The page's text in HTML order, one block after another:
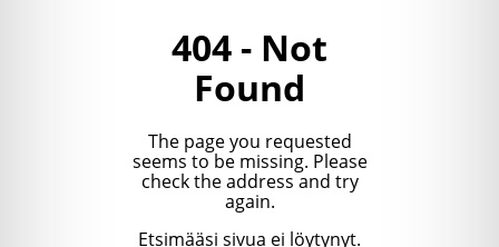
404 - Not
Found
The page you requested
seems to be missing. Please
check the address and try
again.
Etsimääsi sivua ei löytynyt.